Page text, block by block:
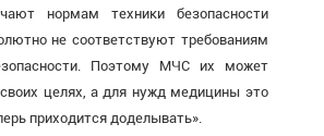
нормам техники безопасности
не соответствуют требованиям
Поэтому МЧС их может
своих целях, а для нужд медицины это
приходится доделывать».